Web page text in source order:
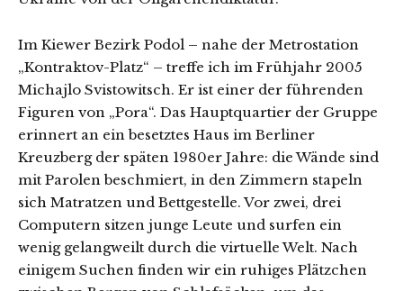
Im Kiewer Bezirk Podol – nahe der Metrostation
„Kontraktov-Platz“ – treffe ich im Frühjahr 2005
Michajlo Svistowitsch. Er ist einer der führenden
Figuren von „Pora“. Das Hauptquartier der Gruppe
erinnert an ein besetztes Haus im Berliner
Kreuzberg der späten 1980er Jahre: die Wände sind
mit Parolen beschmiert, in den Zimmern stapeln
sich Matratzen und Bettgestelle. Vor zwei, drei
Computern sitzen junge Leute und surfen ein
wenig gelangweilt durch die virtuelle Welt. Nach
einigem Suchen finden wir ein ruhiges Plätzchen